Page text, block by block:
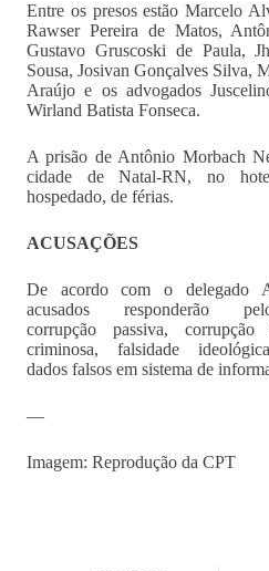
Entre os presos estão Marcelo
Rawser Pereira de Matos,
Gustavo Gruscoski de Paula,
Sousa, Josivan Gonçalves Silva,
Araújo e os advogados
Wirland Batista Fonseca.
A prisão de Antônio Morbach
cidade de Natal-RN, no
hospedado, de férias.
ACUSAÇÕES
De acordo com o delegado
acusados responderão
corrupção passiva, corrupção
criminosa, falsidade
dados falsos em sistema de
—
Imagem: Reprodução da CPT